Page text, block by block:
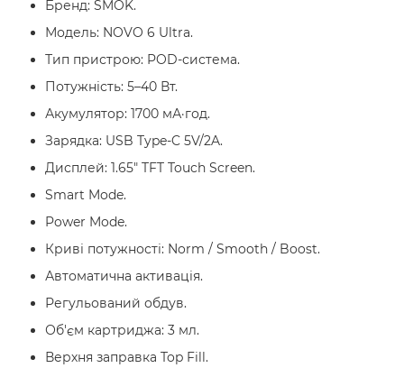
Бренд: SMOK.
Модель: NOVO 6 Ultra.
Тип пристрою: POD-система.
Потужність: 5–40 Вт.
Акумулятор: 1700 мА·год.
Зарядка: USB Type-C 5V/2A.
Дисплей: 1.65" TFT Touch Screen.
Smart Mode.
Power Mode.
Криві потужності: Norm / Smooth / Boost.
Автоматична активація.
Регульований обдув.
Об'єм картриджа: 3 мл.
Верхня заправка Top Fill.